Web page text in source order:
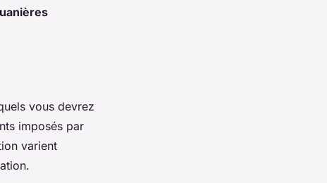
vous devrez
imposés par
varient